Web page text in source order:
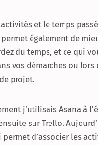
activités et le temps
également de
du temps, et ce qui
vos démarches ou lors
projet.
j’utilisais Asana à
sur Trello.
permet d’associer les